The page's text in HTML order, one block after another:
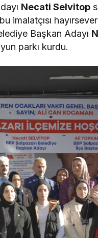
Necati Selvitop
imalatçısı
Başkan Adayı
parkı kurdu.